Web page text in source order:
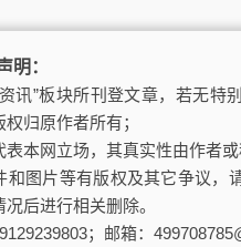
明：
讯”板块所刊登文章，若无特
归原作者所有；
本网立场，其真实性由作者或
和图片等有版权及其它争议，
后进行相关删除。
；邮箱：